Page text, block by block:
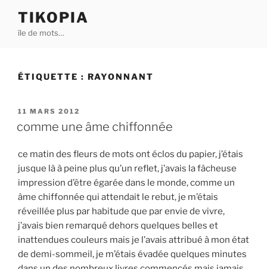
contenu
TIKOPIA
île de mots…
ÉTIQUETTE : RAYONNANT
PUBLIÉ
11 MARS 2012
comme une âme chiffonnée
ce matin des fleurs de mots ont éclos du papier, j’étais
jusque là à peine plus qu’un reflet, j’avais la fâcheuse
impression d’être égarée dans le monde, comme un
âme chiffonnée qui attendait le rebut, je m’étais
réveillée plus par habitude que par envie de vivre,
j’avais bien remarqué dehors quelques belles et
inattendues couleurs mais je l’avais attribué à mon état
de demi-sommeil, je m’étais évadée quelques minutes